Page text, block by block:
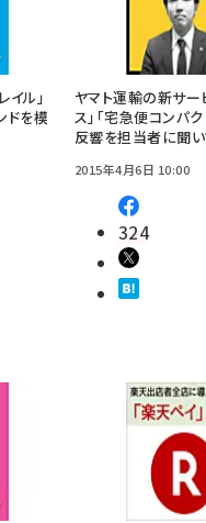
イル」
ドを模
ヤマト運輸の新サー
ス」「宅急便コンパ
反響を担当者に聞
2015年4月6日 10:00
324